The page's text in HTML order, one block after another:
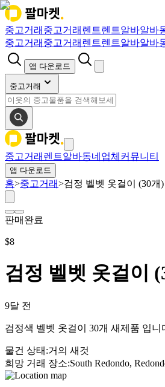
중고거래 중고거래 렌트렌트알바알바
중고거래 중고거래 렌트렌트알바알바
앱 다운로드
중고거래
중고거래 렌트알바동네업체 커뮤니티
앱 다운로드
홈>중고거래>검정 벨벳 옷걸이 (30개)
판매완료
$8
검정 벨벳 옷걸이
9달 전
검정색 벨벳 옷걸이 30개 새제품 입
물건 상태 :거의 새것
희망 거래 장소:South Redondo,